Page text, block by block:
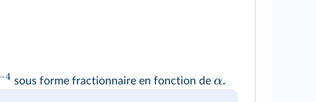
4 sous forme fractionnaire en fonction de α.